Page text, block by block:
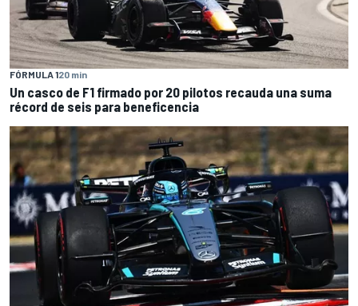
FÓRMULA 120 min
Un casco de F1 firmado por 20 pilotos recauda una suma
récord de seis para beneficencia